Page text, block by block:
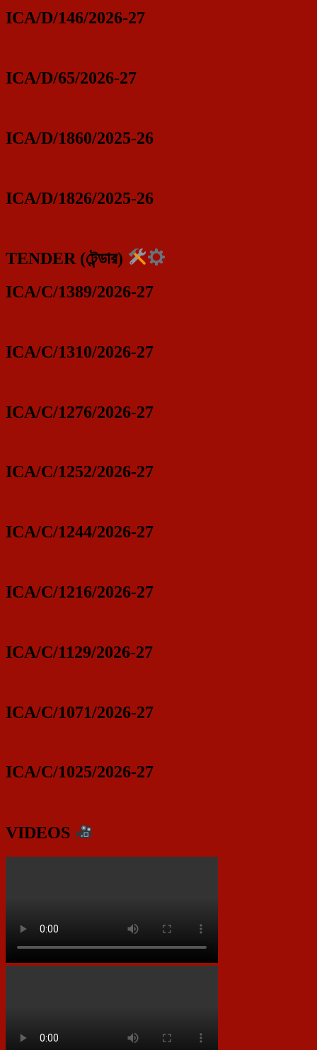
ICA/D/146/2026-27
ICA/D/65/2026-27
ICA/D/1860/2025-26
ICA/D/1826/2025-26
TENDER (টেন্ডার)
ICA/C/1389/2026-27
ICA/C/1310/2026-27
ICA/C/1276/2026-27
ICA/C/1252/2026-27
ICA/C/1244/2026-27
ICA/C/1216/2026-27
ICA/C/1129/2026-27
ICA/C/1071/2026-27
ICA/C/1025/2026-27
VIDEOS